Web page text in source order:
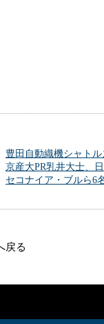
豊田自動織機シャトル
京産大PR乳井大士、
セコナイア・ブルら6
戻る